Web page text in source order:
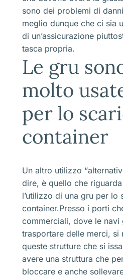
sono dei problemi di
meglio dunque che ci sia
di un’assicurazione
tasca propria.
Le gru
molto
per lo
container
Un altro utilizzo
dire, è quello che
l’utilizzo di una gru per lo
container.Presso i porti
commerciali, dove le navi
trasportare delle merci, si
queste strutture che si
avere una struttura che
bloccare e anche